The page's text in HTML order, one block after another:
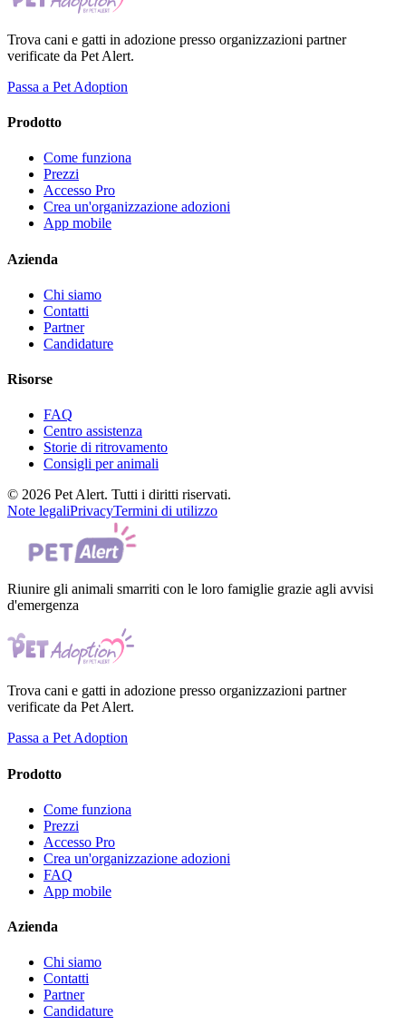
Trova cani e gatti in adozione presso organizzazioni partner
verificate da Pet Alert.
Passa a Pet Adoption
Prodotto
Come funziona
Prezzi
Accesso Pro
Crea un'organizzazione adozioni
App mobile
Azienda
Chi siamo
Contatti
Partner
Candidature
Risorse
FAQ
Centro assistenza
Storie di ritrovamento
Consigli per animali
© 2026 Pet Alert. Tutti i diritti riservati.
Note legaliPrivacyTermini di utilizzo
Riunire gli animali smarriti con le loro famiglie grazie agli avvisi
d'emergenza
Trova cani e gatti in adozione presso organizzazioni partner
verificate da Pet Alert.
Passa a Pet Adoption
Prodotto
Come funziona
Prezzi
Accesso Pro
Crea un'organizzazione adozioni
FAQ
App mobile
Azienda
Chi siamo
Contatti
Partner
Candidature